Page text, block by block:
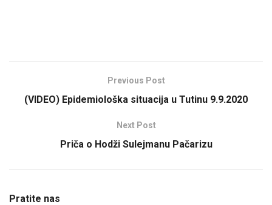
Previous Post
(VIDEO) Epidemiološka situacija u Tutinu 9.9.2020
Next Post
Priča o Hodži Sulejmanu Pačarizu
Pratite nas